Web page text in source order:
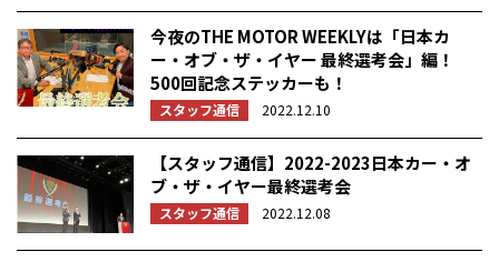
今夜のTHE MOTOR WEEKLYは「日本カ
ー・オブ・ザ・イヤー 最終選考会」編！
500回記念ステッカーも！
スタッフ通信 2022.12.10
【スタッフ通信】2022-2023日本カー・オ
ブ・ザ・イヤー最終選考会
スタッフ通信 2022.12.08